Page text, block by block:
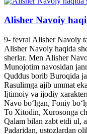
Alisher Navoiy
9- fevral Alisher Navoiy
Alisher Navoiy haqida
sherlar. Men Alisher
Munojotim navosidan
Quddus borib Buroqida
Rasulimga ajib ummat
Ijtimoiy va ijodiy
Navo bo‘lgan, Foniy
To Xitodin, Xurosonga
Qalam bilan zabt etdi ul,
Padaridan, ustozlardan